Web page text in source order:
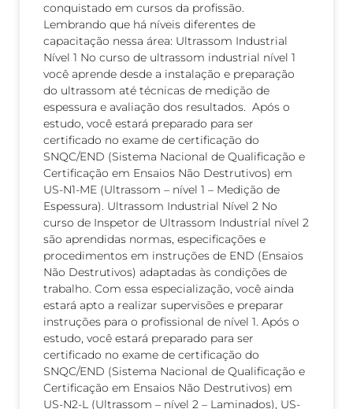
conquistado em cursos da profissão.
Lembrando que há níveis diferentes de
capacitação nessa área: Ultrassom Industrial
Nível 1 No curso de ultrassom industrial nível 1
você aprende desde a instalação e preparação
do ultrassom até técnicas de medição de
espessura e avaliação dos resultados. Após o
estudo, você estará preparado para ser
certificado no exame de certificação do
SNQC/END (Sistema Nacional de Qualificação e
Certificação em Ensaios Não Destrutivos) em
US-N1-ME (Ultrassom – nível 1 – Medição de
Espessura). Ultrassom Industrial Nível 2 No
curso de Inspetor de Ultrassom Industrial nível 2
são aprendidas normas, especificações e
procedimentos em instruções de END (Ensaios
Não Destrutivos) adaptadas às condições de
trabalho. Com essa especialização, você ainda
estará apto a realizar supervisões e preparar
instruções para o profissional de nível 1. Após o
estudo, você estará preparado para ser
certificado no exame de certificação do
SNQC/END (Sistema Nacional de Qualificação e
Certificação em Ensaios Não Destrutivos) em
US-N2-L (Ultrassom – nível 2 – Laminados), US-